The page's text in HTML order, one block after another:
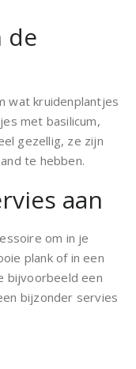
de
wat kruidenplantjes
met basilicum,
gezellig, ze zijn
te hebben.
aan
om in je
plank of in een
bijvoorbeeld een
bijzonder servies